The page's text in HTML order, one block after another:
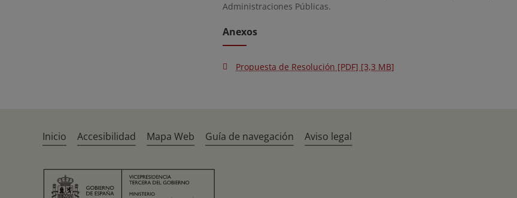
Administraciones Públicas.
Anexos
Propuesta de Resolución [PDF] [3,3 MB]
Inicio Accesibilidad Mapa Web Guía de navegación Aviso legal